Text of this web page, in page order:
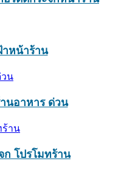
าหน้าร้าน
นอาหาร ด่วน
ก โปรโมทร้าน